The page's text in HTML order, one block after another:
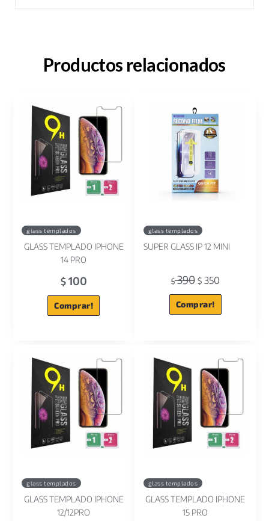
Productos relacionados
glass templados
GLASS TEMPLADO IPHONE
14 PRO
$100
Comprar!
glass templados
SUPER GLASS IP 12 MINI
$390 $350
Comprar!
glass templados
GLASS TEMPLADO IPHONE
12/12PRO
glass templados
GLASS TEMPLADO IPHONE
15 PRO